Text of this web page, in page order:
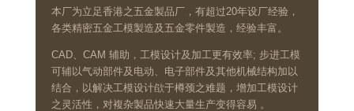
本厂为立足香港之五金製品厂，有超过20年设厂经验，
各类精密五金工模製造及五金零件製造，经验丰富。
CAD、CAM 辅助，工模设计及加工更有效率; 步进工模
可辅以气动部件及电动、电子部件及其他机械结构加以
结合，以解决工模设计欿于樽颈之难题，增加工模设计
之灵活性，对複杂製品快速大量生产变得容易 。